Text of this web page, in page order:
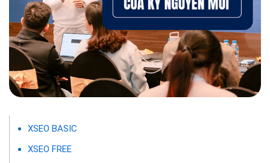
XSEO BASIC
XSEO FREE